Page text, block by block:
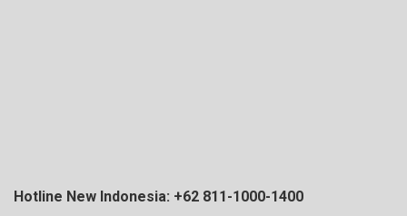
Hotline New Indonesia: +62 811-1000-1400